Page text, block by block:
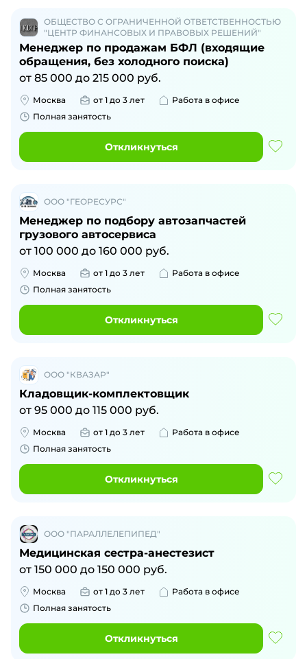
ОБЩЕСТВО С ОГРАНИЧЕННОЙ ОТВЕТСТВЕННОСТЬЮ
"ЦЕНТР ФИНАНСОВЫХ И ПРАВОВЫХ РЕШЕНИЙ"
Менеджер по продажам БФЛ (входящие
обращения, без холодного поиска)
от 85 000 до 215 000 руб.
Москва от 1 до 3 лет
Работа в офисе
Полная занятость
Откликнуться
ООО "ГЕОРЕСУРС"
Менеджер по подбору автозапчастей
грузового автосервиса
от 100 000 до 160 000 руб.
Москва от 1 до 3 лет
Работа в офисе
Полная занятость
Откликнуться
ООО "КВАЗАР"
Кладовщик-комплектовщик
от 95 000 до 115 000 руб.
Москва от 1 до 3 лет
Работа в офисе
Полная занятость
Откликнуться
ООО "ПАРАЛЛЕЛЕПИПЕД"
Медицинская сестра-анестезист
от 150 000 до 150 000 руб.
Москва от 1 до 3 лет
Работа в офисе
Полная занятость
Откликнуться